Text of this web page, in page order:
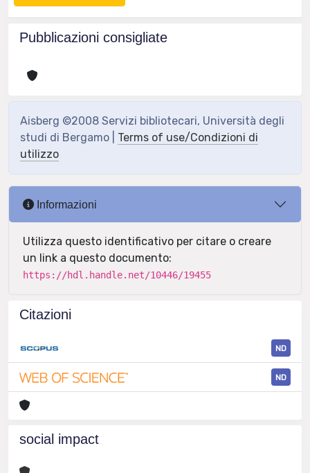
Pubblicazioni consigliate
Aisberg ©2008 Servizi bibliotecari, Università degli
studi di Bergamo | Terms of use/Condizioni di
utilizzo
Informazioni
Utilizza questo identificativo per citare o creare
un link a questo documento:
https://hdl.handle.net/10446/19455
Citazioni
ND
ND
social impact